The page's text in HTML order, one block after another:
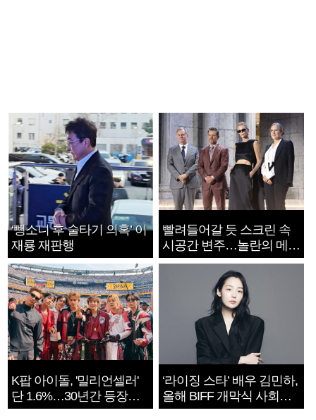
‘뺑소니 후 술타기 의혹’ 이
재룡 재판행
빨려들어갈 듯 스크린 속
시공간 변주…놀란의 메시
지는 ‘전쟁 속죄’
K팝 아이돌, '밀리언셀러'
단 1.6%…30년간 등장
1182개팀 전수조사
‘라이징 스타’ 배우 김민하,
올해 BIFF 개막식 사회자
확정